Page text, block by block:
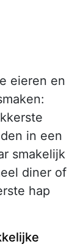
eieren en
in een
smakelijk
diner of
hap